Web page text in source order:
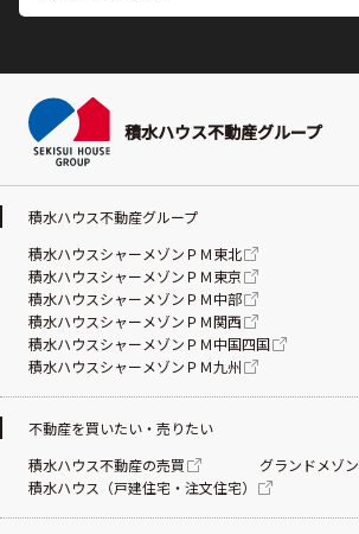
積水ハウス不動産グループ
積水ハウス不動産グループ
積水ハウスシャーメゾンＰＭ東北
積水ハウスシャーメゾンＰＭ東京
積水ハウスシャーメゾンＰＭ中部
積水ハウスシャーメゾンＰＭ関西
積水ハウスシャーメゾンＰＭ中国四国
積水ハウスシャーメゾンＰＭ九州
不動産を買いたい・売りたい
積水ハウス不動産の売買
グランドメゾン
積水ハウス（戸建住宅・注文住宅）